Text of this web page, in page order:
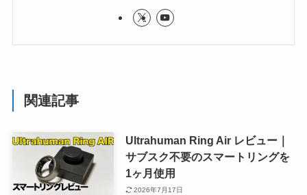
関連記事
Ultrahuman Ring Air レビュー｜
サブスク不要のスマートリングを
1ヶ月使用
2026年7月17日